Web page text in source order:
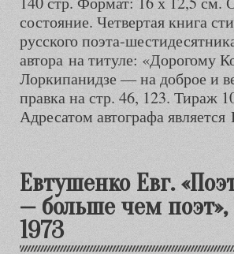
состояние. Четвертая книга
русского поэта-
автора на титуле: «Дорогому
Лоркипанидзе — на доброе и
правка на стр. 46, 123. Тираж
Адресатом автографа
Евтушенко Евг.
— больше чем
1973